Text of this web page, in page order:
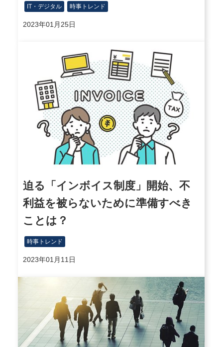
IT・デジタル 時事トレンド
2023年01月25日
迫る「インボイス制度」開始、不
利益を被らないために準備すべき
ことは？
時事トレンド
2023年01月11日